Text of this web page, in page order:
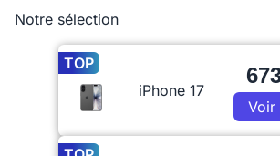
Notre sélection
TOP
iPhone 17